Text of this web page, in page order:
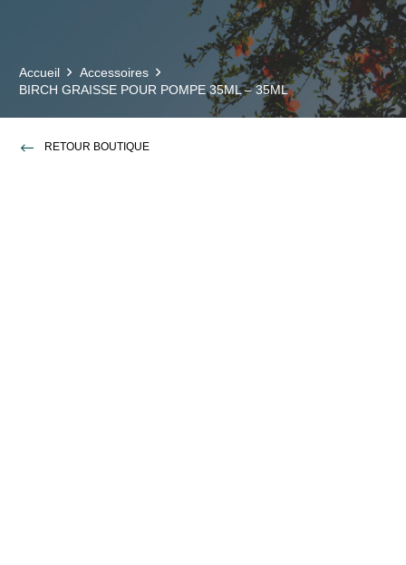
Accueil
Accessoires
BIRCH GRAISSE POUR POMPE 35ML – 35ML
RETOUR BOUTIQUE